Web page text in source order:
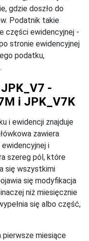
gdzie doszło do
Podatnik takie
części ewidencyjnej -
stronie ewidencyjnej
podatku,
-
i JPK_V7K
i ewidencji znajduje
zawiera
i
szereg pól, które
się wszystkimi
się modyfikacja
niż miesięcznie
się albo część,
pierwsze miesiące